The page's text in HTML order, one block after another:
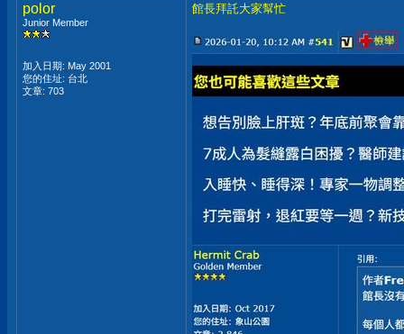
polor
Junior Member
加入日期: May 2001
您的住址: 台北
文章: 703
館長拜託大家幫忙